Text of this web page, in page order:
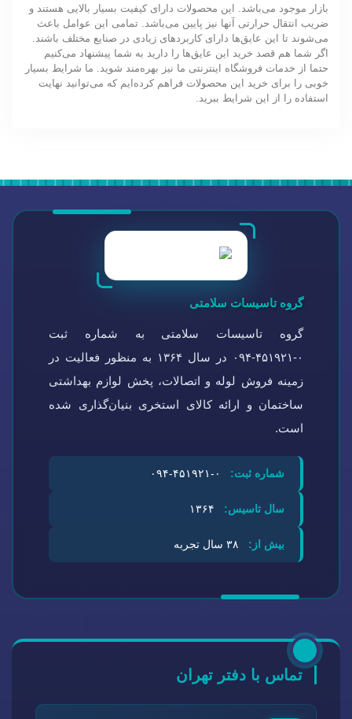
بازار موجود می‌باشد. این محصولات دارای کیفیت بسیار بالایی هستند و
ضریب انتقال حرارتی آنها نیز پایین می‌باشد. تمامی این عوامل باعث
می‌شوند تا این عایق‌ها دارای کاربردهای زیادی در صنایع مختلف باشند.
اگر شما هم قصد خرید این عایق‌ها را دارید به شما پیشنهاد می‌کنیم
حتما از خدمات فروشگاه اینترنتی ما نیز بهره‌مند شوید. ما شرایط بسیار
خوبی را برای خرید این محصولات فراهم کرده‌ایم که می‌توانید نهایت
استفاده را از این شرایط ببرید.
گروه تاسیسات سلامتی
گروه تاسیسات سلامتی به شماره ثبت
۰-۴۵۱۹۲۱-۰۹۴ در سال ۱۳۶۴ به منظور فعالیت در
زمینه فروش لوله و اتصالات، پخش لوازم بهداشتی
ساختمان و ارائه کالای استخری بنیان‌گذاری شده
است.
شماره ثبت:
سال تاسیس:
بیش از:
تماس با دفتر تهران